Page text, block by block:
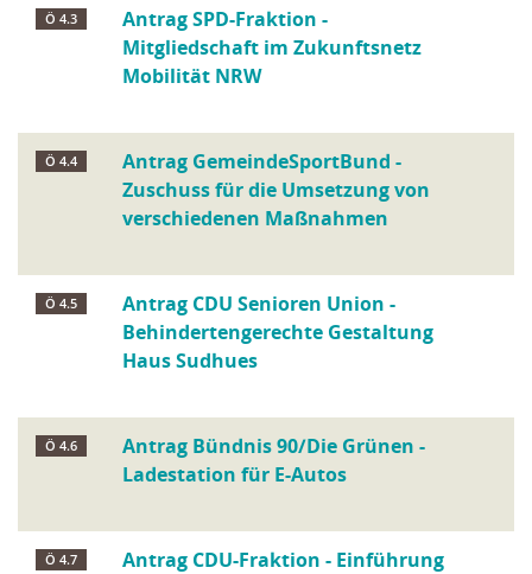
Ö 4.3
Antrag SPD-Fraktion -
Mitgliedschaft im Zukunftsnetz
Mobilität NRW
Ö 4.4
Antrag GemeindeSportBund -
Zuschuss für die Umsetzung von
verschiedenen Maßnahmen
Ö 4.5
Antrag CDU Senioren Union -
Behindertengerechte Gestaltung
Haus Sudhues
Ö 4.6
Antrag Bündnis 90/Die Grünen -
Ladestation für E-Autos
Ö 4.7
Antrag CDU-Fraktion - Einführung